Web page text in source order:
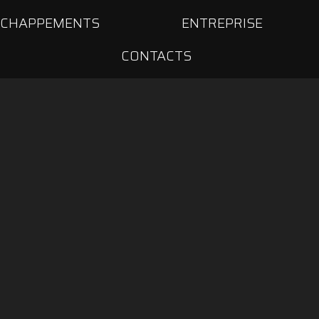
ENTREPRISE
CONTACTS